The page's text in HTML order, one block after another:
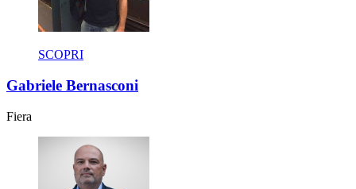
SCOPRI
Gabriele Bernasconi
Fiera